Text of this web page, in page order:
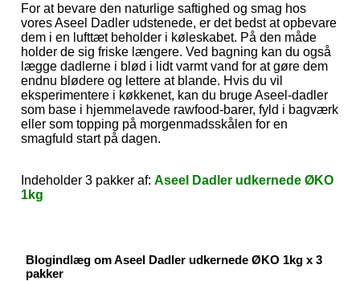
For at bevare den naturlige saftighed og smag hos
vores Aseel Dadler udstenede, er det bedst at opbevare
dem i en lufttæt beholder i køleskabet. På den måde
holder de sig friske længere. Ved bagning kan du også
lægge dadlerne i blød i lidt varmt vand for at gøre dem
endnu blødere og lettere at blande. Hvis du vil
eksperimentere i køkkenet, kan du bruge Aseel-dadler
som base i hjemmelavede rawfood-barer, fyld i bagværk
eller som topping på morgenmadsskålen for en
smagfuld start på dagen.
Indeholder 3 pakker af: Aseel Dadler udkernede ØKO
1kg
Blogindlæg om Aseel Dadler udkernede ØKO 1kg x 3
pakker